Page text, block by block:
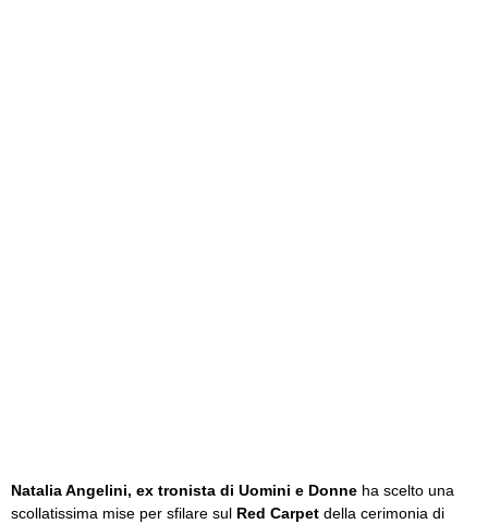
Natalia Angelini, ex tronista di Uomini e Donne ha scelto una
scollatissima mise per sfilare sul Red Carpet della cerimonia di